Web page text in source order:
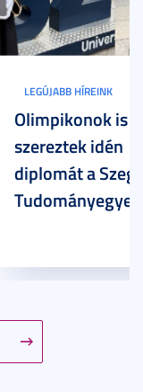
LEGÚJABB HÍREINK
Olimpikonok is
szereztek idén
diplomát a